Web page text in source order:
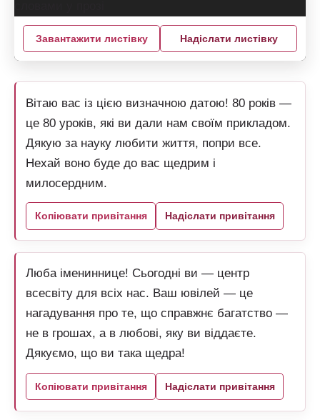
Завантажити листівку Надіслати листівку
Вітаю вас із цією визначною датою! 80 років —
це 80 уроків, які ви дали нам своїм прикладом.
Дякую за науку любити життя, попри все.
Нехай воно буде до вас щедрим і
милосердним.
Копіювати привітання Надіслати привітання
Люба імениннице! Сьогодні ви — центр
всесвіту для всіх нас. Ваш ювілей — це
нагадування про те, що справжнє багатство —
не в грошах, а в любові, яку ви віддаєте.
Дякуємо, що ви така щедра!
Копіювати привітання Надіслати привітання